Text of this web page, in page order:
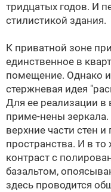
тридцатых годов. И
стилистикой здания.
К приватной зоне
единственное в
помещение. Однако
стержневая идея
Для ее реализации в
приме-нены
верхние части стен
пространства. И в
контраст с
базальтом,
здесь проводится